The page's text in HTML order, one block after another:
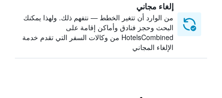
إلغاء مجاني
من الوارد أن تتغير الخطط — نتفهم ذلك. ولهذا يمكنك
البحث وحجز فنادق وأماكن إقامة على
HotelsCombined من وكالات السفر التي تقدم خدمة
الإلغاء المجاني